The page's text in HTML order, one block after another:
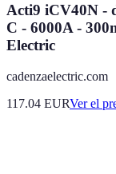
Acti9 iCV40N -
C - 6000A -
Electric
cadenzaelectric.com
117.04 EURVer el